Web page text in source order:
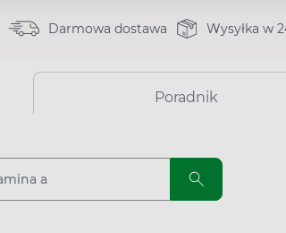
Darmowa dostawa Wysyłka w
Poradnik